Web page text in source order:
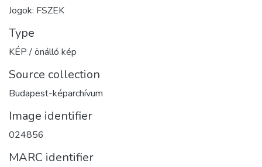
Jogok: FSZEK
Type
KÉP / önálló kép
Source collection
Budapest-képarchívum
Image identifier
024856
MARC identifier